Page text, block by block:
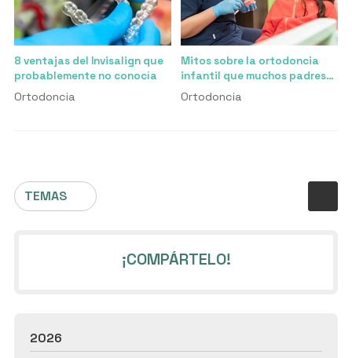
TEMAS
8 ventajas del Invisalign que
probablemente no conocía
Ortodoncia
Mitos sobre la ortodoncia
infantil que muchos padres
creen
Ortodoncia
¡COMPÁRTELO!
2026